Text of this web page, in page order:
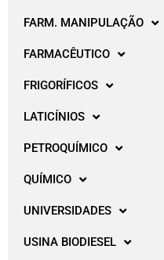
FARM. MANIPULAÇÃO
FARMACÊUTICO
FRIGORÍFICOS
LATICÍNIOS
PETROQUÍMICO
QUÍMICO
UNIVERSIDADES
USINA BIODIESEL